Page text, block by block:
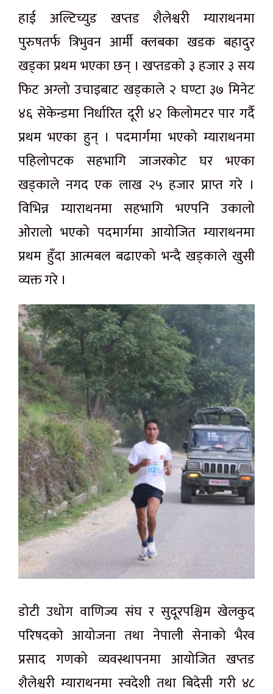
हाई अल्टिच्युडखप्तड शैलेश्वरी म्याराथनमा
पुरुषतर्फ त्रिभुवन आर्मीक्लबका खडक बहादुर
खड्का प्रथम भएका छन् । खप्तडको ३ हजार ३ सय
फिट अग्लोउचाइबाट खड्काले २ घण्टा ३७ मिनेट
४६ सेकेन्डमानिर्धारित दूरी४२ किलोमटरपारगर्दै
प्रथम भएका हुन् । पदमार्गमा भएको म्याराथनमा
पहिलोपटक सहभागि जाजरकोट घर भएका
खड्काले नगद एक लाख २५ हजार प्राप्त गरे ।
विभिन्न म्याराथनमा सहभागि भएपनि उकालो
ओरालो भएको पदमार्गमा आयोजित म्याराथनमा
प्रथम हुँदा आत्मबल बढाएको भन्दै खड्काले खुसी
व्यक्त गरे ।
डोटीउधोग वाणिज्य संघ र सुदूरपश्चिम खेलकुद
परिषदको आयोजना तथा नेपाली सेनाको भैरव
प्रसाद गणको व्यवस्थापनमा आयोजित खप्तड
शैलेश्वरी म्याराथनमा स्वदेशी तथा बिदेसी गरी ४८